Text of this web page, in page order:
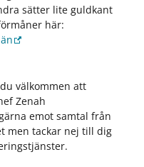
sätter lite guldkant
här:
välkommen att
Zenah
emot samtal från
men tackar nej till dig